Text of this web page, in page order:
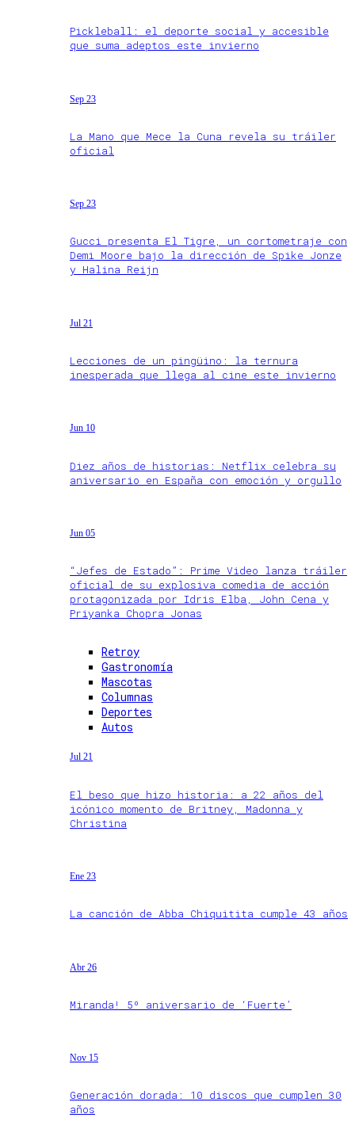
Pickleball: el deporte social y accesible
que suma adeptos este invierno
Sep 23
La Mano que Mece la Cuna revela su tráiler
oficial
Sep 23
Gucci presenta El Tigre, un cortometraje con
Demi Moore bajo la dirección de Spike Jonze
y Halina Reijn
Jul 21
Lecciones de un pingüino: la ternura
inesperada que llega al cine este invierno
Jun 10
Diez años de historias: Netflix celebra su
aniversario en España con emoción y orgullo
Jun 05
“Jefes de Estado”: Prime Video lanza tráiler
oficial de su explosiva comedia de acción
protagonizada por Idris Elba, John Cena y
Priyanka Chopra Jonas
Retroy
Gastronomía
Mascotas
Columnas
Deportes
Autos
Jul 21
El beso que hizo historia: a 22 años del
icónico momento de Britney, Madonna y
Christina
Ene 23
La canción de Abba Chiquitita cumple 43 años
Abr 26
Miranda! 5º aniversario de ‘Fuerte’
Nov 15
Generación dorada: 10 discos que cumplen 30
años